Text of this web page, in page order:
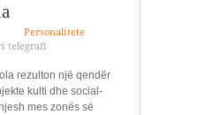
Personalitete
telegrafi
rezulton një qendër
kulti dhe social-
mes zonës së